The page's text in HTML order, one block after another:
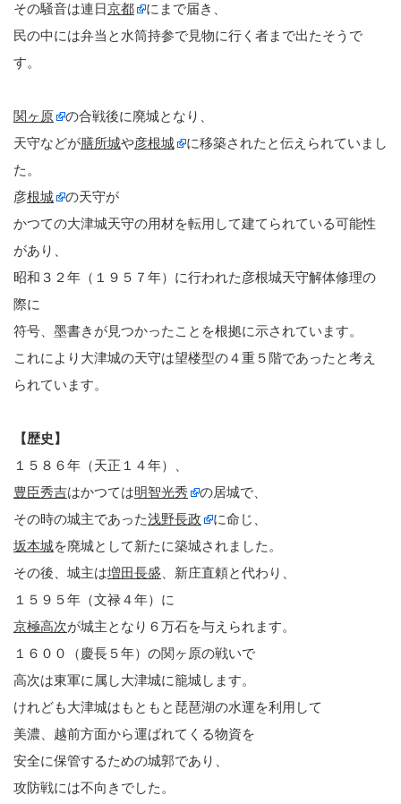
その騒音は連日京都
にまで届き、
民の中には弁当と水筒持参で見物に行く者まで出たそうで
す。
関ヶ原
の合戦後に廃城となり、
天守などが膳所城や彦根城
に移築されたと伝えられていまし
た。
彦根城
の天守が
かつての大津城天守の用材を転用して建てられている可能性
があり、
昭和３２年（１９５７年）に行われた彦根城天守解体修理の
際に
符号、墨書きが見つかったことを根拠に示されています。
これにより大津城の天守は望楼型の４重５階であったと考え
られています。
【歴史】
１５８６年（天正１４年）、
豊臣秀吉はかつては明智光秀
の居城で、
その時の城主であった浅野長政
に命じ、
坂本城を廃城として新たに築城されました。
その後、城主は増田長盛 、新庄直頼と代わり、
１５９５年（文禄４年）に
京極高次が城主となり６万石を与えられます。
１６００（慶長５年）の関ヶ原の戦いで
高次は東軍に属し大津城に籠城します。
けれども大津城はもともと琵琶湖の水運を利用して
美濃、越前方面から運ばれてくる物資を
安全に保管するための城郭であり、
攻防戦には不向きでした。